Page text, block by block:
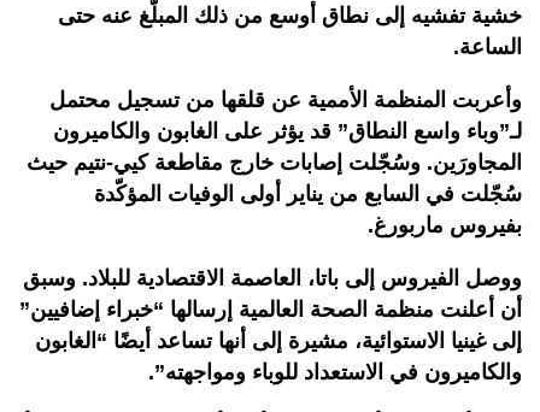
خشية تفشيه إلى نطاق أوسع من ذلك المبلّغ عنه حتى
الساعة.
وأعربت المنظمة الأممية عن قلقها من تسجيل محتمل
لـ”وباء واسع النطاق” قد يؤثر على الغابون والكاميرون
المجاورَين. وسُجّلت إصابات خارج مقاطعة كيي-نتيم حيث
سُجّلت في السابع من يناير أولى الوفيات المؤكّدة
بفيروس ماربورغ.
ووصل الفيروس إلى باتا، العاصمة الاقتصادية للبلاد. وسبق
أن أعلنت منظمة الصحة العالمية إرسالها “خبراء إضافيين”
إلى غينيا الاستوائية، مشيرة إلى أنها تساعد أيضًا “الغابون
والكاميرون في الاستعداد للوباء ومواجهته”.